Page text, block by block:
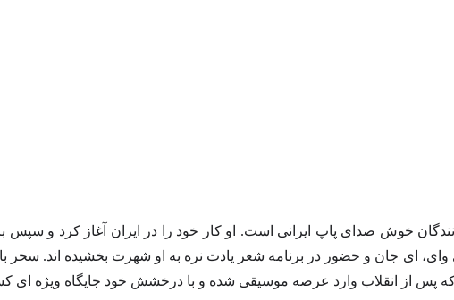
خوش صدای پاپ ایرانی است. او کار خود را در ایران آغاز کرد و سپس
‌وای، ای جان و حضور در برنامه شعر یادت نره به او شهرت بخشیده‌ اند.
که پس از انقلاب وارد عرصه موسیقی شده و با درخشش خود جایگاه ویژه‌